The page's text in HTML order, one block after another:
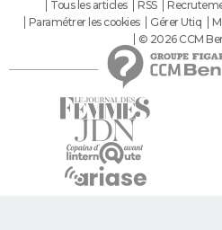
Tous les articles
RSS
Paramétrer les cookies
Gérer Utiq
© 2026 CCM